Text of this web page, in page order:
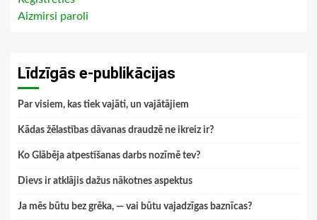
Aizmirsi paroli
Līdzīgās e-publikācijas
Par visiem, kas tiek vajāti, un vajātājiem
Kādas žēlastības dāvanas draudzē ne ikreiz ir?
Ko Glābēja atpestīšanas darbs nozīmē tev?
Dievs ir atklājis dažus nākotnes aspektus
Ja mēs būtu bez grēka, — vai būtu vajadzīgas baznīcas?